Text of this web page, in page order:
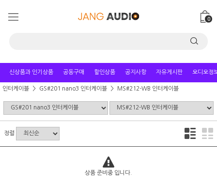
0
신상품과 인기상품 공동구매 할인상품 공지사항 자유게시판 오디오정
인터케이블 GS#201 nano3 인터케이블 MS#212-WB 인터케이블
정렬
상품 준비중 입니다.